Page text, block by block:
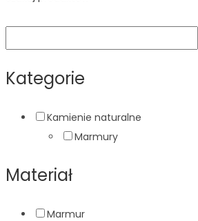
Kategorie
Kamienie naturalne
Marmury
Materiał
Marmur